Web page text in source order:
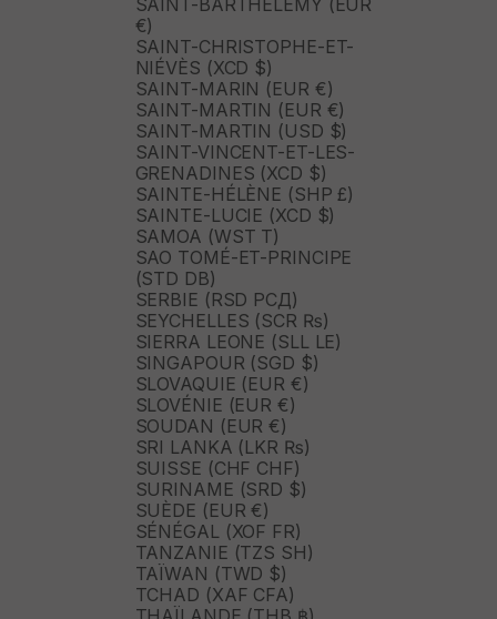
SAINT-BARTHÉLEMY (EUR
€)
SAINT-CHRISTOPHE-ET-
NIÉVÈS (XCD $)
SAINT-MARIN (EUR €)
SAINT-MARTIN (EUR €)
SAINT-MARTIN (USD $)
SAINT-VINCENT-ET-LES-
GRENADINES (XCD $)
SAINTE-HÉLÈNE (SHP £)
SAINTE-LUCIE (XCD $)
SAMOA (WST T)
SAO TOMÉ-ET-PRINCIPE
(STD DB)
SERBIE (RSD РСД)
SEYCHELLES (SCR ₨)
SIERRA LEONE (SLL LE)
SINGAPOUR (SGD $)
SLOVAQUIE (EUR €)
SLOVÉNIE (EUR €)
SOUDAN (EUR €)
SRI LANKA (LKR ₨)
SUISSE (CHF CHF)
SURINAME (SRD $)
SUÈDE (EUR €)
SÉNÉGAL (XOF FR)
TANZANIE (TZS SH)
TAÏWAN (TWD $)
TCHAD (XAF CFA)